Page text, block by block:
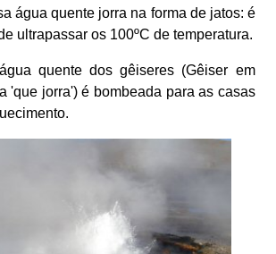
água quente jorra na forma de jatos: é
ultrapassar os 100ºC de temperatura.
quente dos gêiseres (Gêiser em
'que jorra') é bombeada para as casas